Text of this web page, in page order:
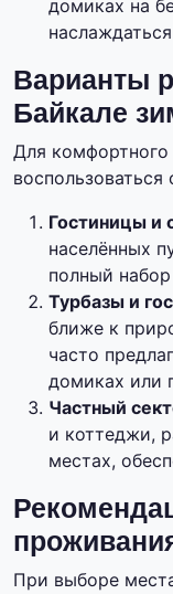
домиках на
Варианты
Байкале
Для
Гостиницы и
населённых
полный набор
Турбазы и
ближе к
часто
домиках или
Частный
и коттеджи,
местах,
При выборе